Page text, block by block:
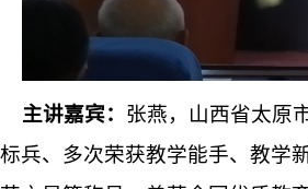
主讲嘉宾： 张燕，山西省太原
标兵、多次荣获教学能手、教学